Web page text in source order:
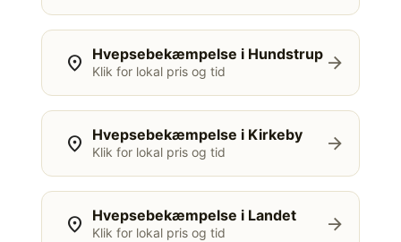
location_on Hvepsebekæmpelse i Hundstrup
Klik for lokal pris og tid arrow_forward
location_on Hvepsebekæmpelse i Kirkeby
Klik for lokal pris og tid arrow_forward
location_on Hvepsebekæmpelse i Landet
Klik for lokal pris og tid arrow_forward